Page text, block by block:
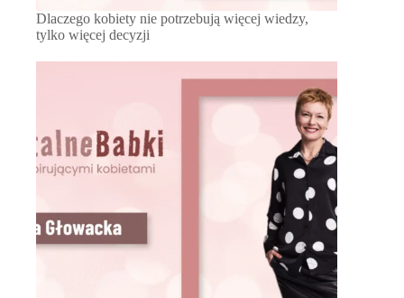
Dlaczego kobiety nie potrzebują więcej wiedzy,
tylko więcej decyzji